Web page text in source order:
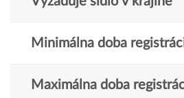
Minimálna doba
Maximálna doba